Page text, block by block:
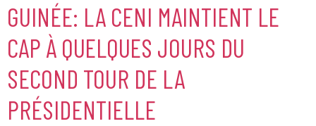
GUINÉE: LA CENI MAINTIENT LE
CAP À QUELQUES JOURS DU
SECOND TOUR DE LA
PRÉSIDENTIELLE